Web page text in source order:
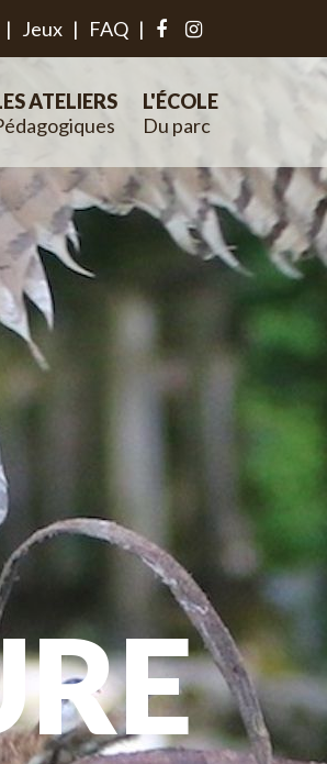
| Jeux | FAQ |
ATELIERS
L'ÉCOLE
Du parc